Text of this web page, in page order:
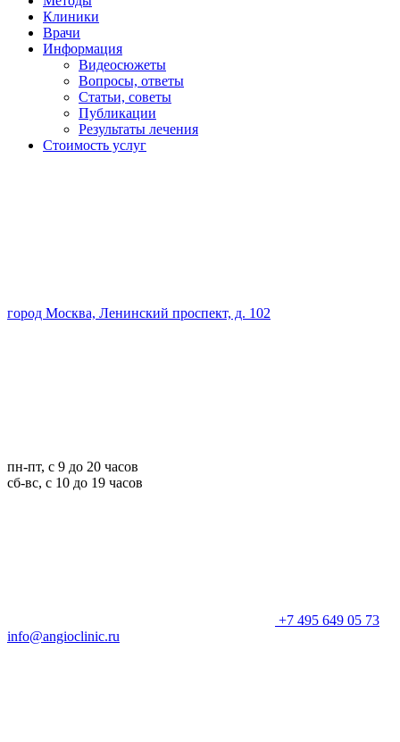
Клиники
Врачи
Информация
Видеосюжеты
Вопросы, ответы
Статьи, советы
Публикации
Результаты лечения
Стоимость услуг
город Москва, Ленинский проспект, д. 102
пн-пт, с 9 до 20 часов
сб-вс, с 10 до 19 часов
+7 495 649 05 73
info@angioclinic.ru